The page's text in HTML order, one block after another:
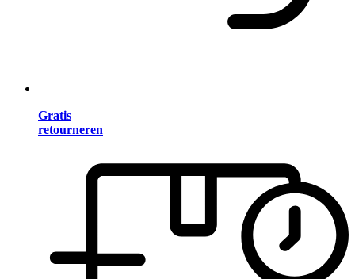
Gratis
retourneren